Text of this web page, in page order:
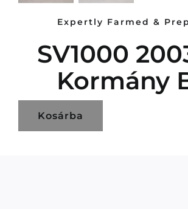
Expertly Farmed &
SV1000
Kormány
Kosárba